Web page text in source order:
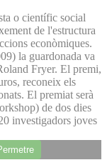
o científic social
de l'estructura
econòmiques.
la guardonada va
Fryer. El premi,
reconeix els
El premiat serà
de dos dies
investigadors joves